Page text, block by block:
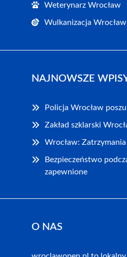
Weterynarz Wrocław
Wulkanizacja Wrocław
NAJNOWSZE
Policja Wrocław
Zakład szklarski
Wrocław:
Bezpieczeństwo
zapewnione
O NAS